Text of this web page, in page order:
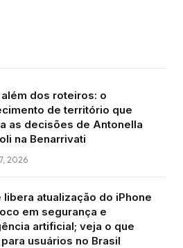
dos roteiros: o
de território que
as decisões de Antonella
na Benarrivati
2026
libera atualização do iPhone
em segurança e
artificial; veja o que
usuários no Brasil